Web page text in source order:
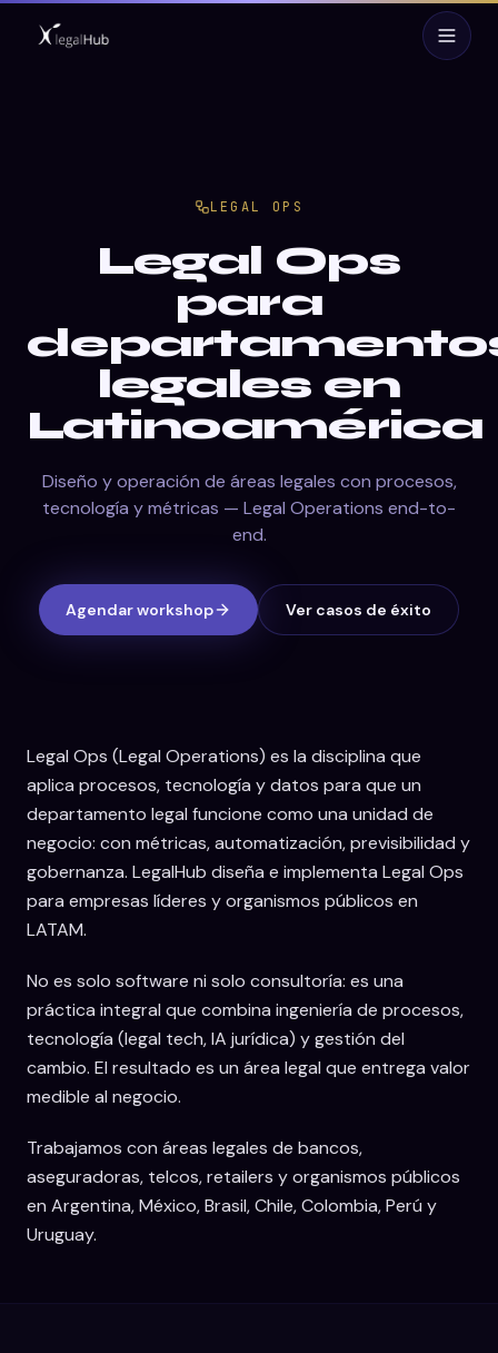
LEGAL OPS
Legal Ops
para
legales en
Latinoamérica
Diseño y operación de áreas legales con procesos,
tecnología y métricas — Legal Operations end-to-
end.
Agendar workshop Ver casos de éxito
Legal Ops (Legal Operations) es la disciplina que
aplica procesos, tecnología y datos para que un
departamento legal funcione como una unidad de
negocio: con métricas, automatización, previsibilidad y
gobernanza. LegalHub diseña e implementa Legal Ops
para empresas líderes y organismos públicos en
LATAM.
No es solo software ni solo consultoría: es una
práctica integral que combina ingeniería de procesos,
tecnología (legal tech, IA jurídica) y gestión del
cambio. El resultado es un área legal que entrega valor
medible al negocio.
Trabajamos con áreas legales de bancos,
aseguradoras, telcos, retailers y organismos públicos
en Argentina, México, Brasil, Chile, Colombia, Perú y
Uruguay.